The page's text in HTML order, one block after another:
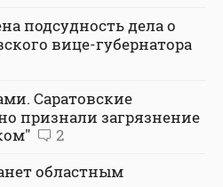
подсудность дела о
вице-губернатора
Саратовские
признали загрязнение
2
областным